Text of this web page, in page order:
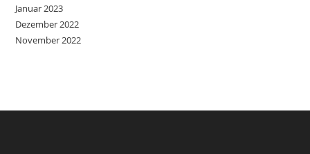
Januar 2023
Dezember 2022
November 2022